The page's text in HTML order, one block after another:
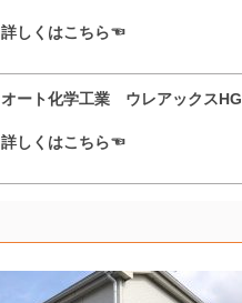
詳しくはこちら☜
オート化学工業 ウレアックスHG
詳しくはこちら☜